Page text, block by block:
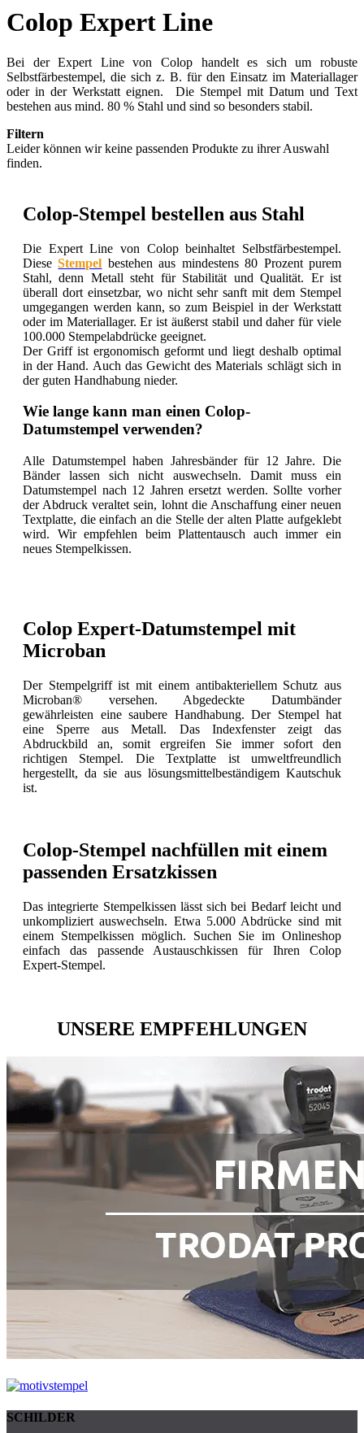
Colop Expert Line
Bei der Expert Line von Colop handelt es sich um robuste
Selbstfärbestempel, die sich z. B. für den Einsatz im Materiallager
oder in der Werkstatt eignen. Die Stempel mit Datum und Text
bestehen aus mind. 80 % Stahl und sind so besonders stabil.
Filtern
Leider können wir keine passenden Produkte zu ihrer Auswahl
finden.
Colop-Stempel bestellen aus Stahl
Die Expert Line von Colop beinhaltet Selbstfärbestempel.
DieseStempel bestehen aus mindestens 80 Prozent purem
Stahl, denn Metall steht für Stabilität und Qualität. Er ist
überall dort einsetzbar, wo nicht sehr sanft mit dem Stempel
umgegangen werden kann, so zum Beispiel in der Werkstatt
oder im Materiallager. Er ist äußerst stabil und daher für viele
100.000 Stempelabdrücke geeignet.
Der Griff ist ergonomisch geformt und liegt deshalb optimal
in der Hand. Auch das Gewicht des Materials schlägt sich in
der guten Handhabung nieder.
Wie lange kann man einen Colop-
Datumstempel verwenden?
Alle Datumstempel haben Jahresbänder für 12 Jahre. Die
Bänder lassen sich nicht auswechseln. Damit muss ein
Datumstempel nach 12 Jahren ersetzt werden. Sollte vorher
der Abdruck veraltet sein, lohnt die Anschaffung einer neuen
Textplatte, die einfach an die Stelle der alten Platte aufgeklebt
wird. Wir empfehlen beim Plattentausch auch immer ein
neues Stempelkissen.
Colop Expert-Datumstempel mit
Microban
Der Stempelgriff ist mit einem antibakteriellem Schutz aus
Microban® versehen. Abgedeckte Datumbänder
gewährleisten eine saubere Handhabung. Der Stempel hat
eine Sperre aus Metall. Das Indexfenster zeigt das
Abdruckbild an, somit ergreifen Sie immer sofort den
richtigen Stempel. Die Textplatte ist umweltfreundlich
hergestellt, da sie aus lösungsmittelbeständigem Kautschuk
ist.
Colop-Stempel nachfüllen mit einem
passenden Ersatzkissen
Das integrierte Stempelkissen lässt sich bei Bedarf leicht und
unkompliziert auswechseln. Etwa 5.000 Abdrücke sind mit
einem Stempelkissen möglich. Suchen Sie im Onlineshop
einfach das passende Austauschkissen für Ihren Colop
Expert-Stempel.
UNSERE EMPFEHLUNGEN
SCHILDER